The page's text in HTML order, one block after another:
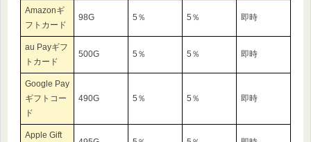
Amazonギ
フトカード
98G 5％ 5％ 即時
au Payギフ
トカード
500G 5％ 5％ 即時
Google Pay
ギフトコー
ド
490G 5％ 5％ 即時
Apple Gift